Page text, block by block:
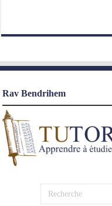
Rav Bendrihem